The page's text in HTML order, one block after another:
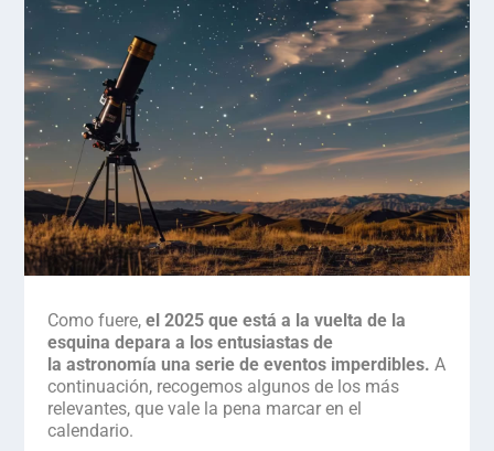
Como fuere, el 2025 que está a la vuelta de la
esquina depara a los entusiastas de
la astronomía una serie de eventos imperdibles. A
continuación, recogemos algunos de los más
relevantes, que vale la pena marcar en el
calendario.